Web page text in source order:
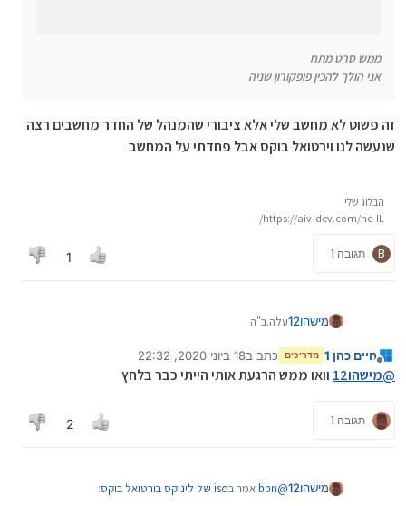
ממש סרט מתח
אני הולך להכין פופקורון שניה
זה פשוט לא מחשב שלי אלא ציבורי שהמנהל של החדר מחשבים רצה
שנעשה לנו וירטואל בוקס אבל פחדתי על המחשב
הבלוג שלי
https://aiv-dev.com/he-IL/
B תגובה 1 1
מישהו12
עלה.ב"ה
מנותק
חיים כהן 1 מדריכים כתב ב18 ביוני 2020, 22:32
נערך לאחרונה על ידי
@מישהו12 וואו ממש הרגעת אותי הייתי כבר בלחץ
תגובה 1 2
מישהו12 @
bbn אמר בiso של לינוקס בורטואל בוקס :